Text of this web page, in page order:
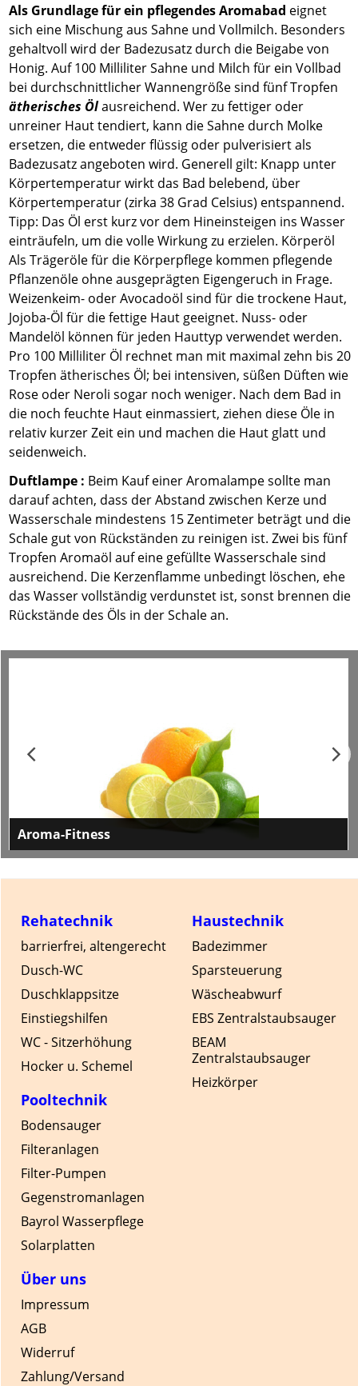
Als Grundlage für ein pflegendes Aromabad eignet
sich eine Mischung aus Sahne und Vollmilch. Besonders
gehaltvoll wird der Badezusatz durch die Beigabe von
Honig. Auf 100 Milliliter Sahne und Milch für ein Vollbad
bei durchschnittlicher Wannengröße sind fünf Tropfen
ätherisches Ölausreichend. Wer zu fettiger oder
unreiner Haut tendiert, kann die Sahne durch Molke
ersetzen, die entweder flüssig oder pulverisiert als
Badezusatz angeboten wird. Generell gilt: Knapp unter
Körpertemperatur wirkt das Bad belebend, über
Körpertemperatur (zirka 38 Grad Celsius) entspannend.
Tipp: Das Öl erst kurz vor dem Hineinsteigen ins Wasser
einträufeln, um die volle Wirkung zu erzielen. Körperöl
Als Trägeröle für die Körperpflege kommen pflegende
Pflanzenöle ohne ausgeprägten Eigengeruch in Frage.
Weizenkeim- oder Avocadoöl sind für die trockene Haut,
Jojoba-Öl für die fettige Haut geeignet. Nuss- oder
Mandelöl können für jeden Hauttyp verwendet werden.
Pro 100 Milliliter Öl rechnet man mit maximal zehn bis 20
Tropfen ätherisches Öl; bei intensiven, süßen Düften wie
Rose oder Neroli sogar noch weniger. Nach dem Bad in
die noch feuchte Haut einmassiert, ziehen diese Öle in
relativ kurzer Zeit ein und machen die Haut glatt und
seidenweich.
Duftlampe : Beim Kauf einer Aromalampe sollte man
darauf achten, dass der Abstand zwischen Kerze und
Wasserschale mindestens 15 Zentimeter beträgt und die
Schale gut von Rückständen zu reinigen ist. Zwei bis fünf
Tropfen Aromaöl auf eine gefüllte Wasserschale sind
ausreichend. Die Kerzenflamme unbedingt löschen, ehe
das Wasser vollständig verdunstet ist, sonst brennen die
Rückstände des Öls in der Schale an.
Aroma-Fitness
Hier finden Sie Produkte zur Beduftung und
Haustechnik
Badezimmer
Sparsteuerung
Wäscheabwurf
EBS Zentralstaubsauger
BEAM
Zentralstaubsauger
Heizkörper
Rehatechnik
barrierfrei, altengerecht
Dusch-WC
Duschklappsitze
Einstiegshilfen
WC - Sitzerhöhung
Hocker u. Schemel
Pooltechnik
Bodensauger
Filteranlagen
Filter-Pumpen
Gegenstromanlagen
Bayrol Wasserpflege
Solarplatten
Über uns
Impressum
AGB
Widerruf
Zahlung/Versand